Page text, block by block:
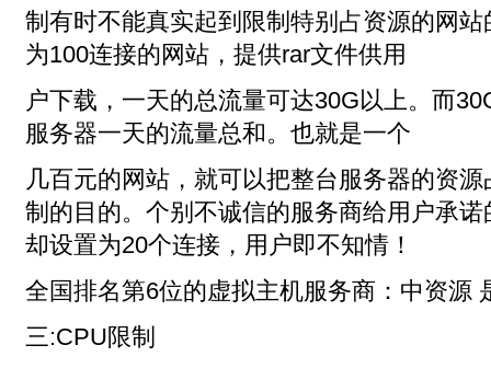
制有时不能真实起到限制特别占资源的网
为100连接的网站，提供rar文件供用
户下载，一天的总流量可达30G以上。而
服务器一天的流量总和。也就是一个
几百元的网站，就可以把整台服务器的资
制的目的。个别不诚信的服务商给用户承
却设置为20个连接，用户即不知情！
全国排名第6位的虚拟主机服务商：中资源
三:CPU限制